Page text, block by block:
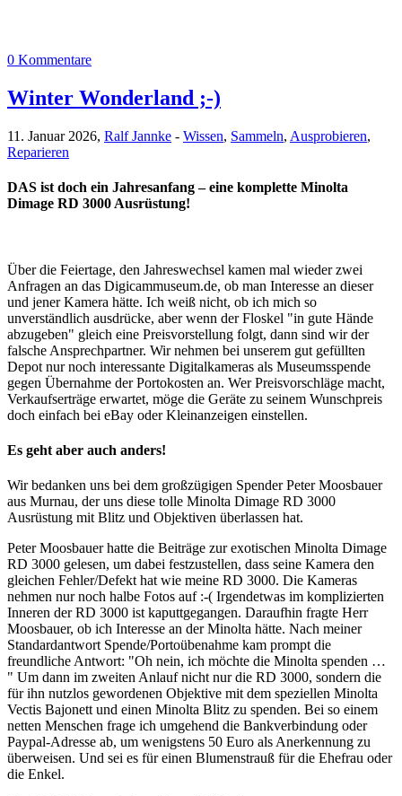
0 Kommentare
Winter Wonderland ;-)
11. Januar 2026, Ralf Jannke - Wissen, Sammeln, Ausprobieren,
Reparieren
DAS ist doch ein Jahresanfang – eine komplette Minolta
Dimage RD 3000 Ausrüstung!
Über die Feiertage, den Jahreswechsel kamen mal wieder zwei
Anfragen an das Digicammuseum.de, ob man Interesse an dieser
und jener Kamera hätte. Ich weiß nicht, ob ich mich so
unverständlich ausdrücke, aber wenn der Floskel "in gute Hände
abzugeben" gleich eine Preisvorstellung folgt, dann sind wir der
falsche Ansprechpartner. Wir nehmen bei unserem gut gefüllten
Depot nur noch interessante Digitalkameras als Museumsspende
gegen Übernahme der Portokosten an. Wer Preisvorschläge macht,
Verkaufserträge erwartet, möge die Geräte zu seinem Wunschpreis
doch einfach bei eBay oder Kleinanzeigen einstellen.
Es geht aber auch anders!
Wir bedanken uns bei dem großzügigen Spender Peter Moosbauer
aus Murnau, der uns diese tolle Minolta Dimage RD 3000
Ausrüstung mit Blitz und Objektiven überlassen hat.
Peter Moosbauer hatte die Beiträge zur exotischen Minolta Dimage
RD 3000 gelesen, um dabei festzustellen, dass seine Kamera den
gleichen Fehler/Defekt hat wie meine RD 3000. Die Kameras
nehmen nur noch halbe Fotos auf :-( Irgendetwas im komplizierten
Inneren der RD 3000 ist kaputtgegangen. Daraufhin fragte Herr
Moosbauer, ob ich Interesse an der Minolta hätte. Nach meiner
Standardantwort Spende/Portoübenahme kam prompt die
freundliche Antwort: "Oh nein, ich möchte die Minolta spenden …
" Um dann im zweiten Anlauf nicht nur die RD 3000, sondern die
für ihn nutzlos gewordenen Objektive mit dem speziellen Minolta
Vectis Bajonett und einen Minolta Blitz zu spenden. Bei so einem
netten Menschen frage ich umgehend die Bankverbindung oder
Paypal-Adresse ab, um wenigstens 50 Euro als Anerkennung zu
überweisen. Und sei es für einen Blumenstrauß für die Ehefrau oder
die Enkel.